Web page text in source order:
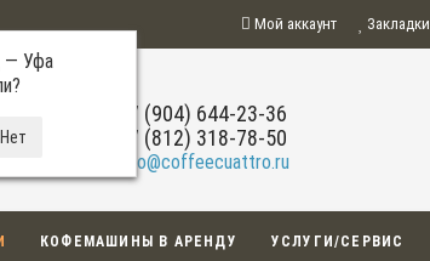
— Уфа
Мой аккаунт Закладки
+7 (904) 644-23-36
+7 (812) 318-78-50
info@coffeecuattro.ru
КОФЕМАШИНЫ В АРЕНДУ УСЛУГИ/СЕРВИС